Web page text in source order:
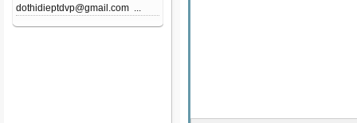
dothidieptdvp@gmail.com ...